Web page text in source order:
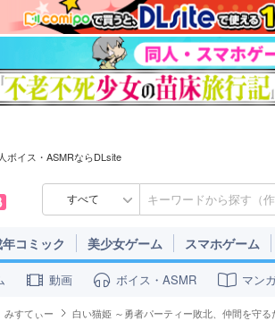
ボイス・ASMRならDLsite
すべて
年コミック 美少女ゲーム スマホゲーム
動画 ボイス・ASMR マン
みすてぃー 白い猫姫 ～勇者パーティー敗北、仲間を守